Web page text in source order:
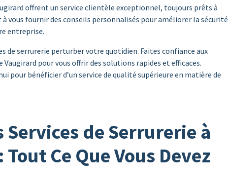
offrent un service clientèle exceptionnel, toujours prêts à
à vous fournir des conseils personnalisés pour améliorer la sécurité
entreprise.
de serrurerie perturber votre quotidien. Faites confiance aux
pour vous offrir des solutions rapides et efficaces.
pour bénéficier d’un service de qualité supérieure en matière de
Services de Serrurerie à
Ce Que Vous Devez